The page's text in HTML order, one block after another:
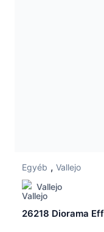
Egyéb , Vallejo
Vallejo
26218 Diorama